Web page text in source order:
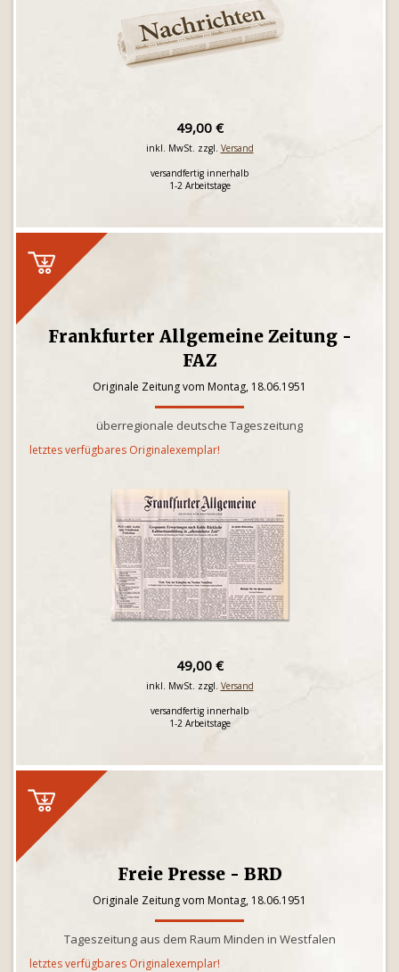
49,00 €
inkl. MwSt. zzgl. Versand
versandfertig innerhalb
1-2 Arbeitstage
Frankfurter Allgemeine Zeitung -
FAZ
Originale Zeitung vom Montag, 18.06.1951
überregionale deutsche Tageszeitung
letztes verfügbares Originalexemplar!
49,00 €
inkl. MwSt. zzgl. Versand
versandfertig innerhalb
1-2 Arbeitstage
Freie Presse - BRD
Originale Zeitung vom Montag, 18.06.1951
Tageszeitung aus dem Raum Minden in Westfalen
letztes verfügbares Originalexemplar!